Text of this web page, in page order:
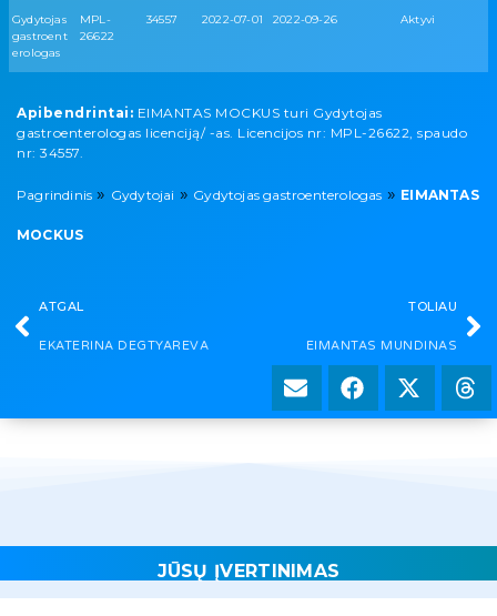
Gydytojas
gastroent
erologas
MPL-
26622
34557 2022-07-01 2022-09-26 Aktyvi
Apibendrintai: EIMANTAS MOCKUS turi Gydytojas
gastroenterologas licenciją/ -as. Licencijos nr: MPL-26622, spaudo
nr: 34557.
Pagrindinis » Gydytojai » Gydytojas gastroenterologas » EIMANTAS
MOCKUS
ATGAL
EKATERINA DEGTYAREVA
TOLIAU
EIMANTAS MUNDINAS
JŪSŲ ĮVERTINIMAS